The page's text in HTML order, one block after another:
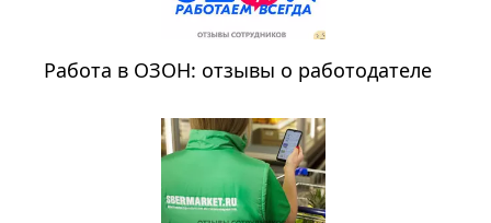
Работа в ОЗОН: отзывы о работодателе